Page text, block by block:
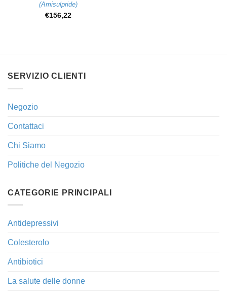
(Amisulpride)
€156,22
SERVIZIO CLIENTI
Negozio
Contattaci
Chi Siamo
Politiche del Negozio
CATEGORIE PRINCIPALI
Antidepressivi
Colesterolo
Antibiotici
La salute delle donne